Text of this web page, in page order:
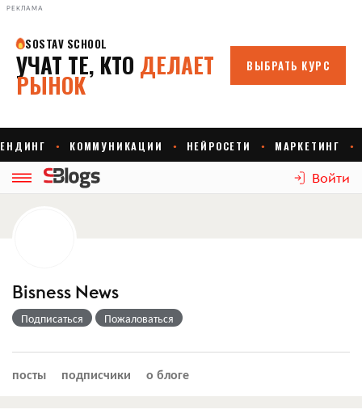
РЕКЛАМА
Войти
Bisness News
Подписаться Пожаловаться
посты подписчики о блоге